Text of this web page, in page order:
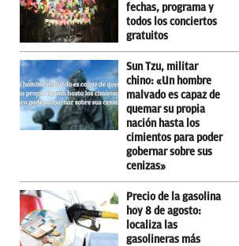
fechas, programa y
todos los conciertos
gratuitos
Sun Tzu, militar
chino: «Un hombre
malvado es capaz de
quemar su propia
nación hasta los
cimientos para poder
gobernar sobre sus
cenizas»
Precio de la gasolina
hoy 8 de agosto:
localiza las
gasolineras más